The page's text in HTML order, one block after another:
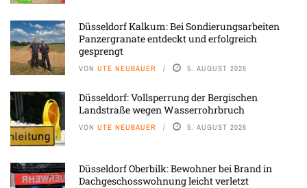
Düsseldorf Kalkum: Bei Sondierungsarbeiten
Panzergranate entdeckt und erfolgreich
gesprengt
VON UTE NEUBAUER 5. AUGUST 2026
Düsseldorf: Vollsperrung der Bergischen
Landstraße wegen Wasserrohrbruch
VON UTE NEUBAUER 5. AUGUST 2026
Düsseldorf Oberbilk: Bewohner bei Brand in
Dachgeschosswohnung leicht verletzt